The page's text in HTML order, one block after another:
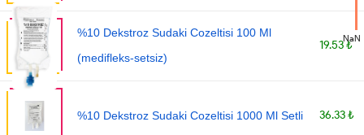
%10 Dekstroz Sudaki Cozeltisi 100 Ml
(medifleks-setsiz)
19.53 ₺
%10 Dekstroz Sudaki Cozeltisi 1000 Ml Setli 36.33 ₺
NaN